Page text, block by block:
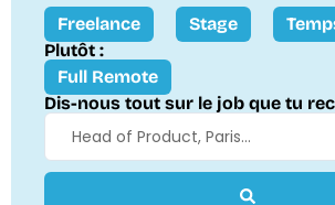
Freelance Stage
Plutôt :
Full Remote
Dis-nous tout sur le job que tu